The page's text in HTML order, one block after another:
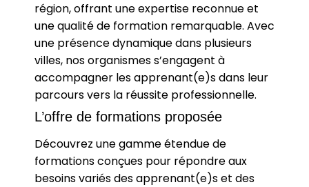
région, offrant une expertise reconnue et
une qualité de formation remarquable. Avec
une présence dynamique dans plusieurs
villes, nos organismes s’engagent à
accompagner les apprenant(e)s dans leur
parcours vers la réussite professionnelle.
L’offre de formations proposée
Découvrez une gamme étendue de
formations conçues pour répondre aux
besoins variés des apprenant(e)s et des